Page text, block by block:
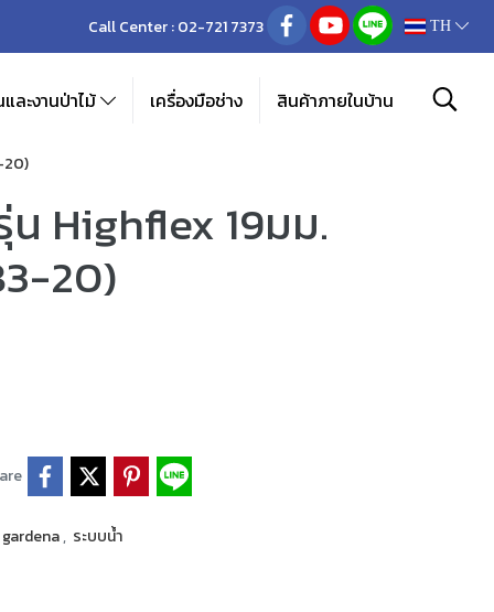
Call Center :02-721 7373 TH
ละงานป่าไม้ เครื่องมือช่าง สินค้าภายในบ้าน
20)
Highflex 19มม.
20)
gardena, ระบบน้ำ